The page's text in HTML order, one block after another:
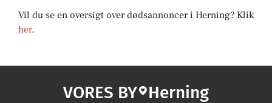
Vil du se en oversigt over dødsannoncer i Herning? Klik
her.
VORES BY Herning